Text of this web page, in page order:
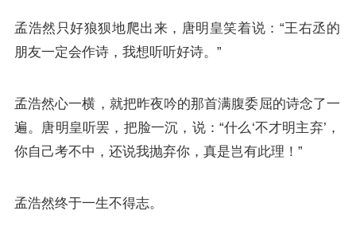
孟浩然只好狼狈地爬出来，唐明皇笑着说：“王右丞的
朋友一定会作诗，我想听听好诗。”
孟浩然心一横，就把昨夜吟的那首满腹委屈的诗念了一
遍。唐明皇听罢，把脸一沉，说：“什么‘不才明主弃’，
你自己考不中，还说我抛弃你，真是岂有此理！”
孟浩然终于一生不得志。